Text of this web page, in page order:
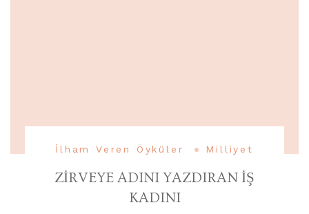
İlham Veren Öyküler Milliyet
ZİRVEYE ADINI YAZDIRAN İŞ
KADINI